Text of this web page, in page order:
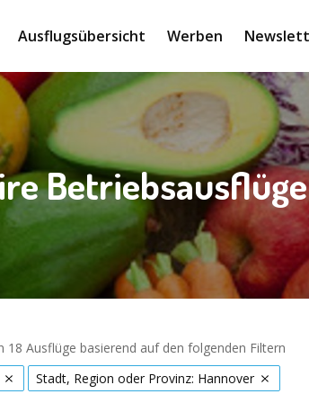
Ausflugsübersicht Werben
18 Ausflüge basierend auf den folgenden Filtern
Stadt, Region oder Provinz: Hannover